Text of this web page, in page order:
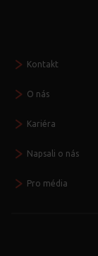
Kontakt
O nás
Kariéra
Napsali o nás
Pro média